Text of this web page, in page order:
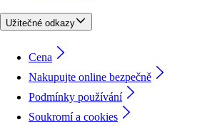
Užitečné odkazy
Cena
Nakupujte online bezpečně
Podmínky používání
Soukromí a cookies